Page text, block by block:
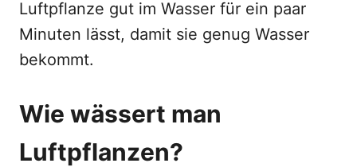
Luftpflanze gut im Wasser für ein paar
Minuten lässt, damit sie genug Wasser
bekommt.
Wie wässert man
Luftpflanzen?